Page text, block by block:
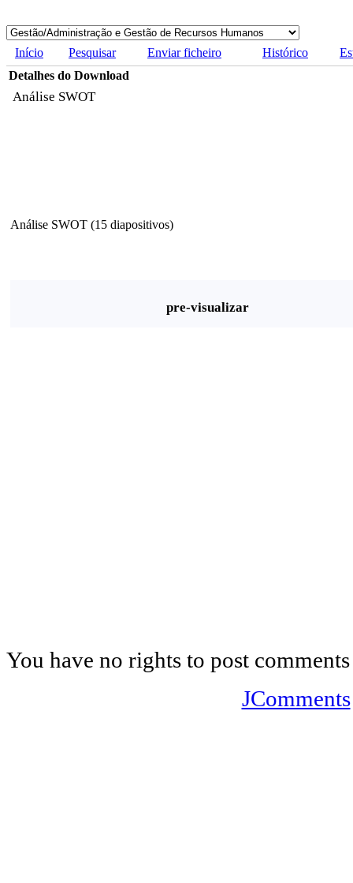
Início Pesquisar Enviar ficheiro Histórico
Detalhes do Download
Análise SWOT
Análise SWOT (15 diapositivos)
pre-visualizar
You have no rights to post comments
JComments